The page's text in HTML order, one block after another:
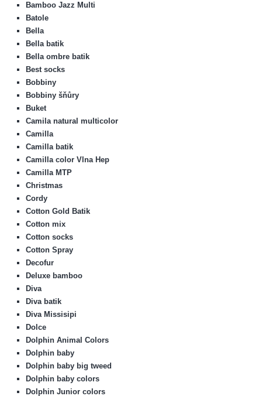
Bamboo Jazz Multi
Batole
Bella
Bella batik
Bella ombre batik
Best socks
Bobbiny
Bobbiny šňůry
Buket
Camila natural multicolor
Camilla
Camilla batik
Camilla color Vlna Hep
Camilla MTP
Christmas
Cordy
Cotton Gold Batik
Cotton mix
Cotton socks
Cotton Spray
Decofur
Deluxe bamboo
Diva
Diva batik
Diva Missisipi
Dolce
Dolphin Animal Colors
Dolphin baby
Dolphin baby big tweed
Dolphin baby colors
Dolphin Junior colors